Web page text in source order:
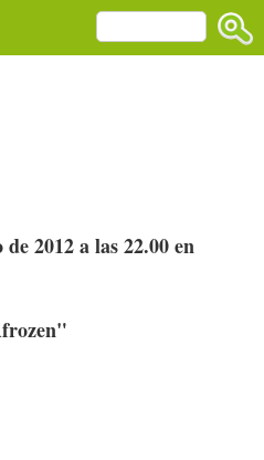
2012 a las 22.00 en